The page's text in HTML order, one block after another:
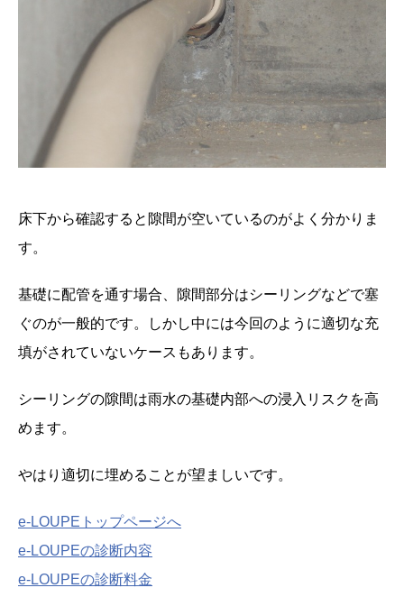
床下から確認すると隙間が空いているのがよく分かりま
す。
基礎に配管を通す場合、隙間部分はシーリングなどで塞
ぐのが一般的です。しかし中には今回のように適切な充
填がされていないケースもあります。
シーリングの隙間は雨水の基礎内部への浸入リスクを高
めます。
やはり適切に埋めることが望ましいです。
e-LOUPEトップページへ
e-LOUPEの診断内容
e-LOUPEの診断料金